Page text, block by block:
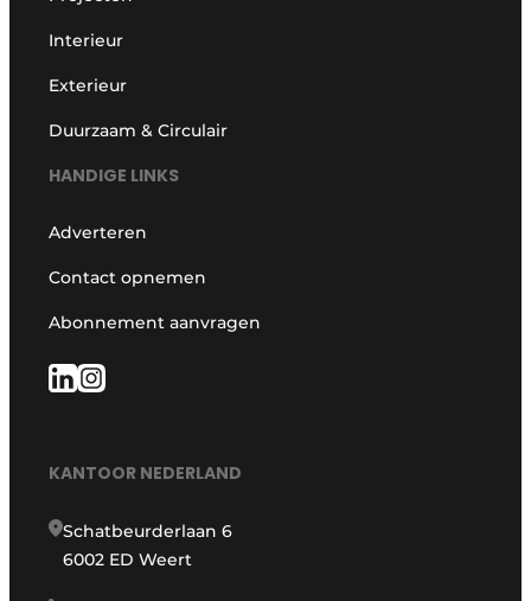
Interieur
Exterieur
Duurzaam & Circulair
HANDIGE LINKS
Adverteren
Contact opnemen
Abonnement aanvragen
KANTOOR NEDERLAND
Schatbeurderlaan 6
6002 ED Weert